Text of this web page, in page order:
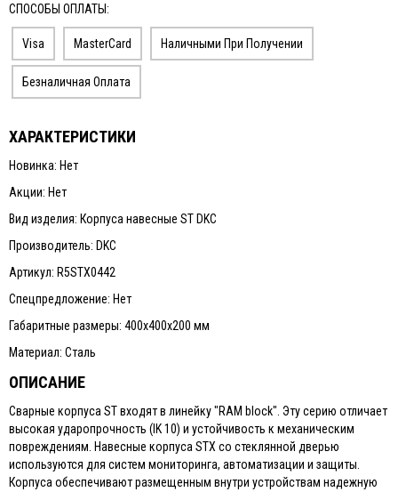
СПОСОБЫ ОПЛАТЫ:
Visa MasterCard Наличными При Получении
Безналичная Оплата
ХАРАКТЕРИСТИКИ
Новинка: Нет
Акции: Нет
Вид изделия: Корпуса навесные ST DKC
Производитель: DKC
Артикул: R5STX0442
Спецпредложение: Нет
Габаритные размеры: 400х400х200 мм
Материал: Сталь
ОПИСАНИЕ
Сварные корпуса ST входят в линейку "RAM block". Эту серию отличает
высокая ударопрочность (IK 10) и устойчивость к механическим
повреждениям. Навесные корпуса STX со стеклянной дверью
используются для систем мониторинга, автоматизации и защиты.
Корпуса обеспечивают размещенным внутри устройствам надежную